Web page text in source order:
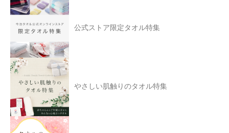
公式ストア限定タオル特集
やさしい肌触りのタオル特集